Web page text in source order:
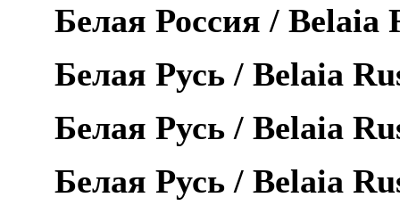
Белая Россия /Belaia
Белая Русь /Belaia
Белая Русь /Belaia
Белая Русь /Belaia